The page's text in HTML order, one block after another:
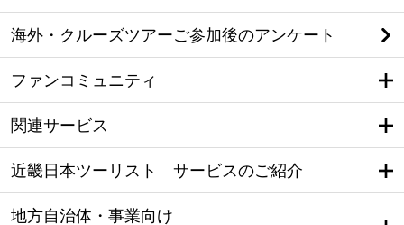
海外・クルーズツアーご参加後のアンケート
ファンコミュニティ
関連サービス
近畿日本ツーリスト サービスのご紹介
地方自治体・事業向け